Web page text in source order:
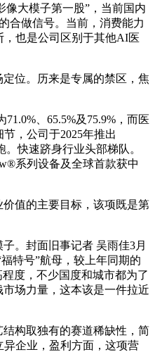
像大模子第一股”，当前国内
合做信号。当前，消费能力
也是公司区别于其他AI医
位。历来是专属的禁区，焦
、65.5%及75.9%，而医
，公司于2025年推出
快速跻身行业头部梯队。
系列设备及全球首款获中
值的主要目标，该项既是第
。封面旧事记者 吴雨佳3月
特号”航母，较上年同期的
度，不少国度和城市都为了
场力量，这本该是一件拉近
构取独有的赛道稀缺性，简
企业，盈利方面，这项营